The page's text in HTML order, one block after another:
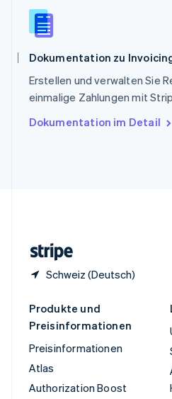
Dokumentation zu
Erstellen und verwalten Sie
einmalige Zahlungen mit
Dokumentation im Detail
Schweiz (Deutsch)
English
Spanien
Thailand
Tschechische Republik
English
English
Produkte und
Preisinformationen
Preisinformationen
Atlas
Authorization Boost